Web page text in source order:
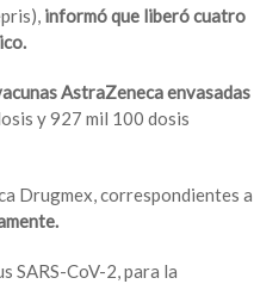
informó que liberó cuatro
AstraZeneca envasadas
y 927 mil 100 dosis
Drugmex, correspondientes a
SARS-CoV-2, para la